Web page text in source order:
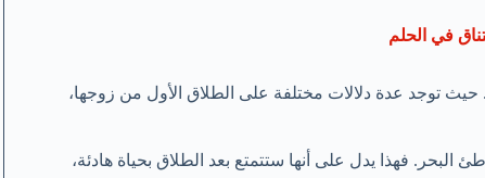
في الحلم
حيث توجد عدة دلالات مختلفة على الطلاق الأول من زوجها،
فهذا يدل على أنها ستتمتع بعد الطلاق بحياة هادئة،